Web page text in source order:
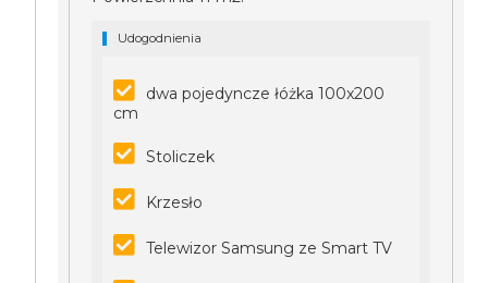
Udogodnienia
dwa pojedyncze łóżka 100x200
cm
Stoliczek
Krzesło
Telewizor Samsung ze Smart TV